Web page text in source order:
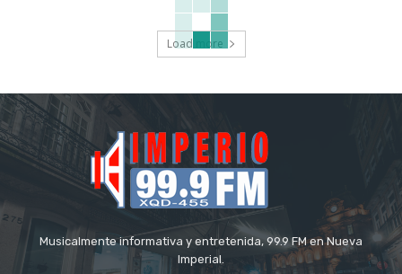
Load more
Musicalmente informativa y entretenida, 99.9 FM en Nueva
Imperial.